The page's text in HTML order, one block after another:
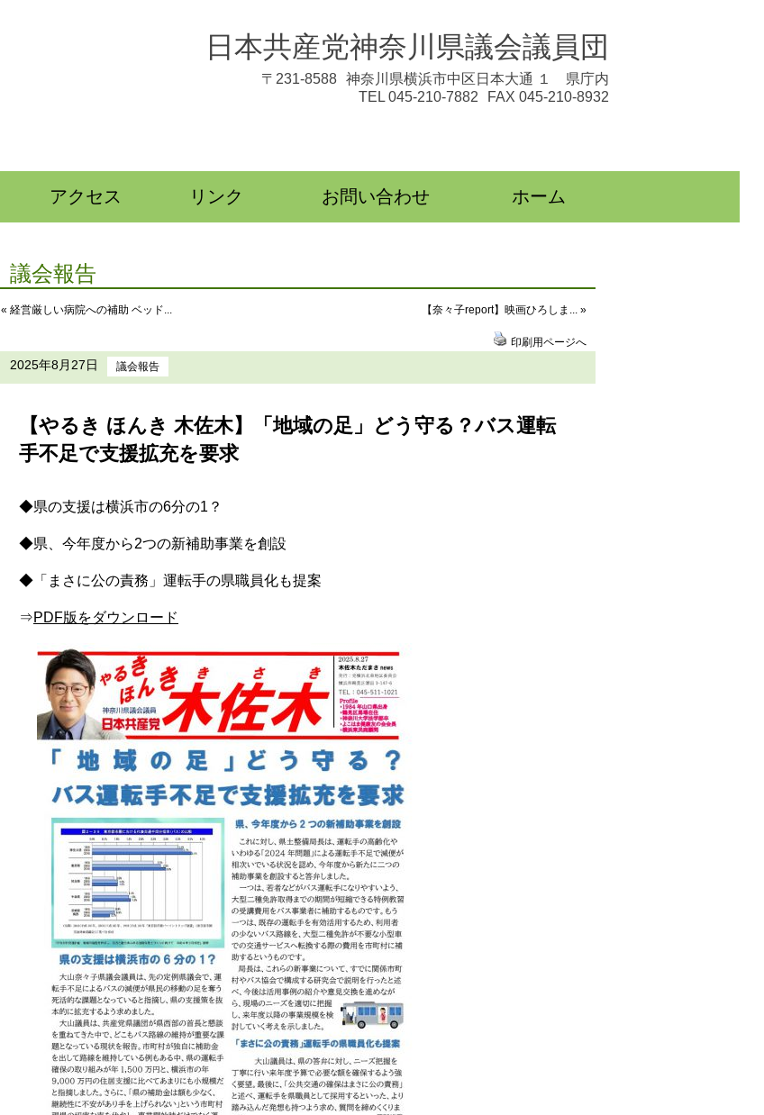
日本共産党神奈川県議会議員団
〒231-8588 神奈川県横浜市中区日本大通 １ 県庁内
TEL 045-210-7882
FAX 045-210-8932
アクセス リンク お問い合わせ ホーム
議会報告
« 経営厳しい病院への補助 ベッド... 【奈々子report】映画ひろしま... »
印刷用ページへ
2025年8月27日 議会報告
【やるき ほんき 木佐木】「地域の足」どう守る？バス運転
手不足で支援拡充を要求
◆県の支援は横浜市の6分の1？
◆県、今年度から2つの新補助事業を創設
◆「まさに公の責務」運転手の県職員化も提案
⇒PDF版をダウンロード